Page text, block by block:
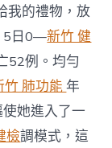
醫
科
，
我的禮物，放
5日0—新竹 健
52例。均勻
竹 肺功能年
她進入了一
檢調模式，這